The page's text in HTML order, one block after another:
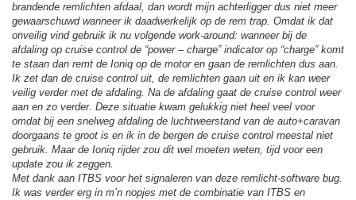
brandende remlichten afdaal, dan wordt mijn achterligger dus niet meer
gewaarschuwd wanneer ik daadwerkelijk op de rem trap. Omdat ik dat
onveilig vind gebruik ik nu volgende work-around: wanneer bij de
afdaling op cruise control de “power – charge” indicator op “charge” komt
te staan dan remt de Ioniq op de motor en gaan de remlichten dus aan.
Ik zet dan de cruise control uit, de remlichten gaan uit en ik kan weer
veilig verder met de afdaling. Na de afdaling gaat de cruise control weer
aan en zo verder. Deze situatie kwam gelukkig niet heel veel voor
omdat bij een snelweg afdaling de luchtweerstand van de auto+caravan
doorgaans te groot is en ik in de bergen de cruise control meestal niet
gebruik. Maar de Ioniq rijder zou dit wel moeten weten, tijd voor een
update zou ik zeggen.
Met dank aan ITBS voor het signaleren van deze remlicht-software bug.
Ik was verder erg in m’n nopjes met de combinatie van ITBS en